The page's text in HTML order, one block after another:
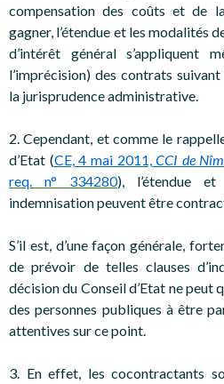
compensation des coûts et de
gagner, l’étendue et les modalités
d’intérêt général s’appliquent
l’imprécision) des contrats
la jurisprudence administrative.
2. Cependant, et comme le
d’Etat (CE, 4 mai 2011,CCI de
req. n° 334280), l’étendue
indemnisation peuvent être
S’il est, d’une façon générale,
de prévoir de telles clauses
décision du Conseil d’Etat ne peut
des personnes publiques à être
attentives sur ce point.
3. En effet, les cocontractants